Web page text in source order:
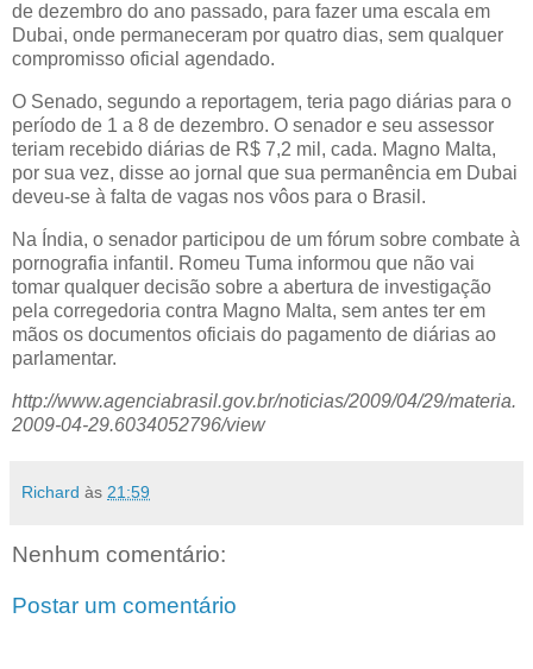
de dezembro do ano passado, para fazer uma escala em
Dubai, onde permaneceram por quatro dias, sem qualquer
compromisso oficial agendado.
O Senado, segundo a reportagem, teria pago diárias para o
período de 1 a 8 de dezembro. O senador e seu assessor
teriam recebido diárias de R$ 7,2 mil, cada. Magno Malta,
por sua vez, disse ao jornal que sua permanência em Dubai
deveu-se à falta de vagas nos vôos para o Brasil.
Na Índia, o senador participou de um fórum sobre combate à
pornografia infantil. Romeu Tuma informou que não vai
tomar qualquer decisão sobre a abertura de investigação
pela corregedoria contra Magno Malta, sem antes ter em
mãos os documentos oficiais do pagamento de diárias ao
parlamentar.
http://www.agenciabrasil.gov.br/noticias/2009/04/29/materia.
2009-04-29.6034052796/view
Richard às 21:59
Nenhum comentário:
Postar um comentário